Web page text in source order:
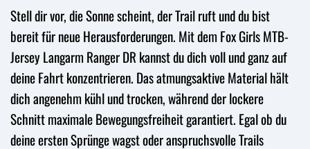
Stell dir vor, die Sonne scheint, der Trail ruft und du bist
bereit für neue Herausforderungen. Mit dem Fox Girls MTB-
Jersey Langarm Ranger DR kannst du dich voll und ganz auf
deine Fahrt konzentrieren. Das atmungsaktive Material hält
dich angenehm kühl und trocken, während der lockere
Schnitt maximale Bewegungsfreiheit garantiert. Egal ob du
deine ersten Sprünge wagst oder anspruchsvolle Trails